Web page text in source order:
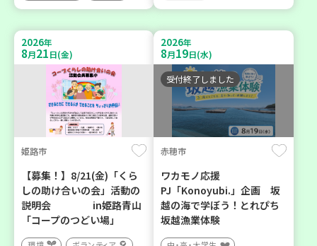
2026年
8月21日(金)
姫路市
【募集！】8/21(金)「くら
しの助け合いの会」活動の
説明会 in姫路青山
「コープのつどい場」
2026年
8月19日(水)
受付終了しました
赤穂市
ワカモノ応援
PJ「Konoyubi.」企画 坂
越の海で学ぼう！とれぴち
坂越漁業体験